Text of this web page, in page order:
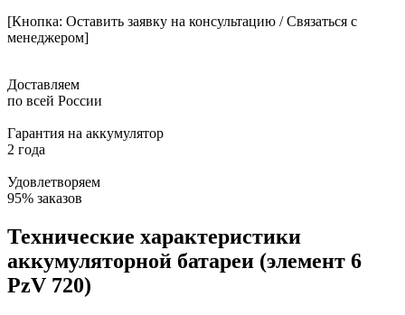
[Кнопка: Оставить заявку на консультацию / Связаться с
менеджером]
Доставляем
по всей России
Гарантия на аккумулятор
2 года
Удовлетворяем
95% заказов
Технические характеристики
аккумуляторной батареи (элемент 6
PzV 720)